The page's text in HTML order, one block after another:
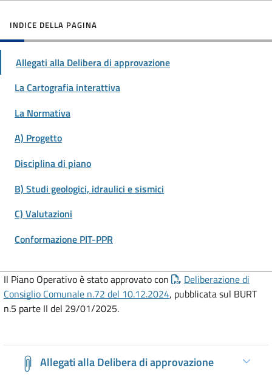
INDICE DELLA PAGINA
Allegati alla Delibera di approvazione
La Cartografia interattiva
La Normativa
A) Progetto
Disciplina di piano
B) Studi geologici, idraulici e sismici
C) Valutazioni
Conformazione PIT-PPR
Il Piano Operativo è stato approvato con
Deliberazione di
Consiglio Comunale n.72 del 10.12.2024, pubblicata sul BURT
n.5 parte II del 29/01/2025.
Allegati alla Delibera di approvazione